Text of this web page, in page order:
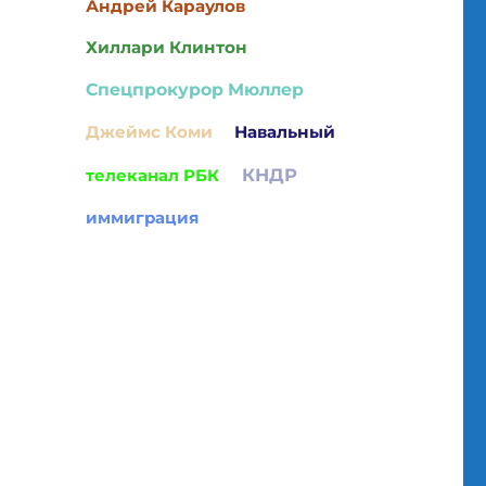
Андрей Караулов
Хиллари Клинтон
Спецпрокурор Мюллер
Джеймс Коми Навальный
телеканал РБК КНДР
иммиграция